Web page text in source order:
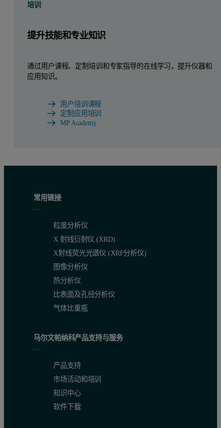
培训
提升技能和专业知识
通过用户课程、定制培训和专家指导的在线学习，提升仪器和
应用知识。
用户培训课程
定制应用培训
MP Academy
常用链接
粒度分析仪
X 射线衍射仪 (XRD)
X射线荧光光谱仪 (XRF分析仪)
图像分析仪
热分析仪
比表面及孔径分析仪
气体比重瓶
马尔文帕纳科产品支持与服务
产品支持
市场活动和培训
知识中心
软件下载